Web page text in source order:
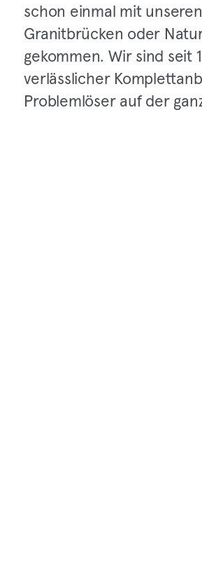
schon einmal mit
Granitbrücken oder
gekommen. Wir sind seit
verlässlicher
Problemlöser auf der